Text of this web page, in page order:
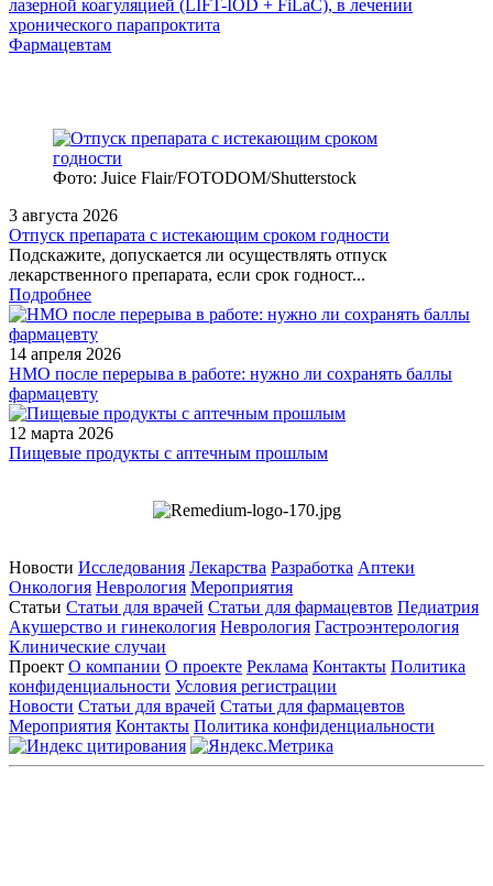
лазерной коагуляцией (LIFT-IOD + FiLaC), в лечении
хронического парапроктита
Фармацевтам
Фото: Juice Flair/FOTODOM/Shutterstoсk
3 августа 2026
Отпуск препарата с истекающим сроком годности
Подскажите, допускается ли осуществлять отпуск
лекарственного препарата, если срок годност...
Подробнее
14 апреля 2026
НМО после перерыва в работе: нужно ли сохранять баллы
фармацевту
12 марта 2026
Пищевые продукты с аптечным прошлым
Новости Исследования Лекарства Разработка Аптеки
Онкология Неврология Мероприятия
Статьи Статьи для врачей Статьи для фармацевтов Педиатрия
Акушерство и гинекология Неврология Гастроэнтерология
Клинические случаи
Проект О компании О проекте Реклама Контакты Политика
конфиденциальности Условия регистрации
Новости Статьи для врачей Статьи для фармацевтов
Мероприятия Контакты Политика конфиденциальности